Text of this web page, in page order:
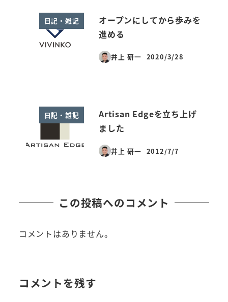
日記・雑記
オープンにしてから歩みを
進める
井上 研一
投稿日
2020/3/28
日記・雑記
Artisan Edgeを立ち上げ
ました
井上 研一
投稿日
2012/7/7
この投稿へのコメント
コメントはありません。
コメントを残す